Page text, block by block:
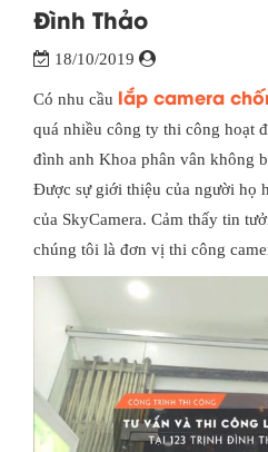
Đình Thảo
18/10/2019
Có nhu cầu lắp camera
quá nhiều công ty thi công hoạt
đình anh Khoa phân vân không
Được sự giới thiệu của người họ
của SkyCamera. Cảm thấy tin
chúng tôi là đơn vị thi công